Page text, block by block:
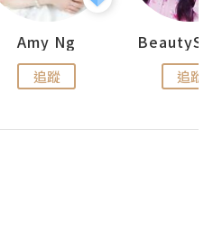
Amy Ng
追蹤 追蹤